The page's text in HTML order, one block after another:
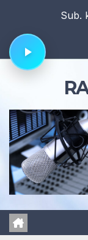
content
Sub.